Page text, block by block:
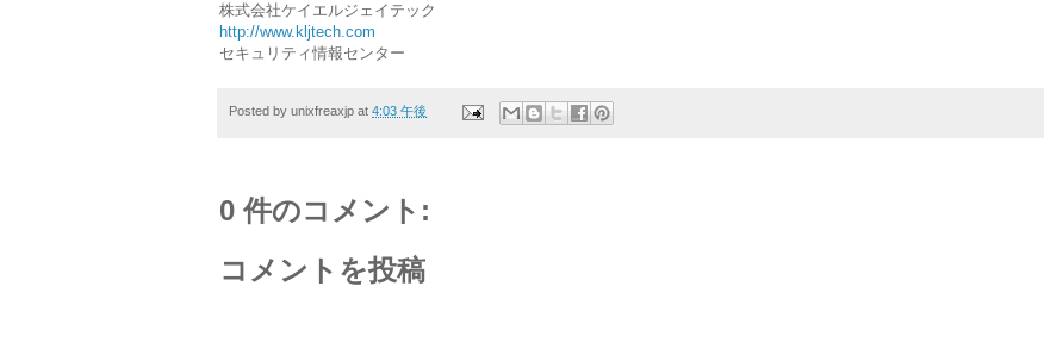
株式会社ケイエルジェイテック
http://www.kljtech.com
セキュリティ情報センター
Posted by unixfreaxjp at 4:03 午後
0 件のコメント:
コメントを投稿